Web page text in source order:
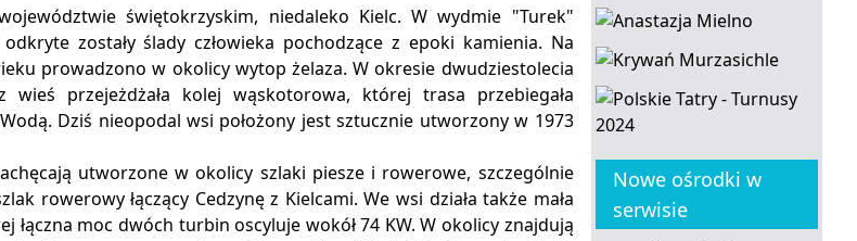
świętokrzyskim, niedaleko Kielc. W wydmie "Turek"
zostały ślady człowieka pochodzące z epoki kamienia. Na
prowadzono w okolicy wytop żelaza. W okresie dwudziestolecia
wieś przejeżdżała kolej wąskotorowa, której trasa przebiegała
Dziś nieopodal wsi położony jest sztucznie utworzony w 1973
utworzone w okolicy szlaki piesze i rowerowe, szczególnie
rowerowy łączący Cedzynę z Kielcami. We wsi działa także mała
łączna moc dwóch turbin oscyluje wokół 74 KW. W okolicy znajdują
Nowe ośrodki w
serwisie